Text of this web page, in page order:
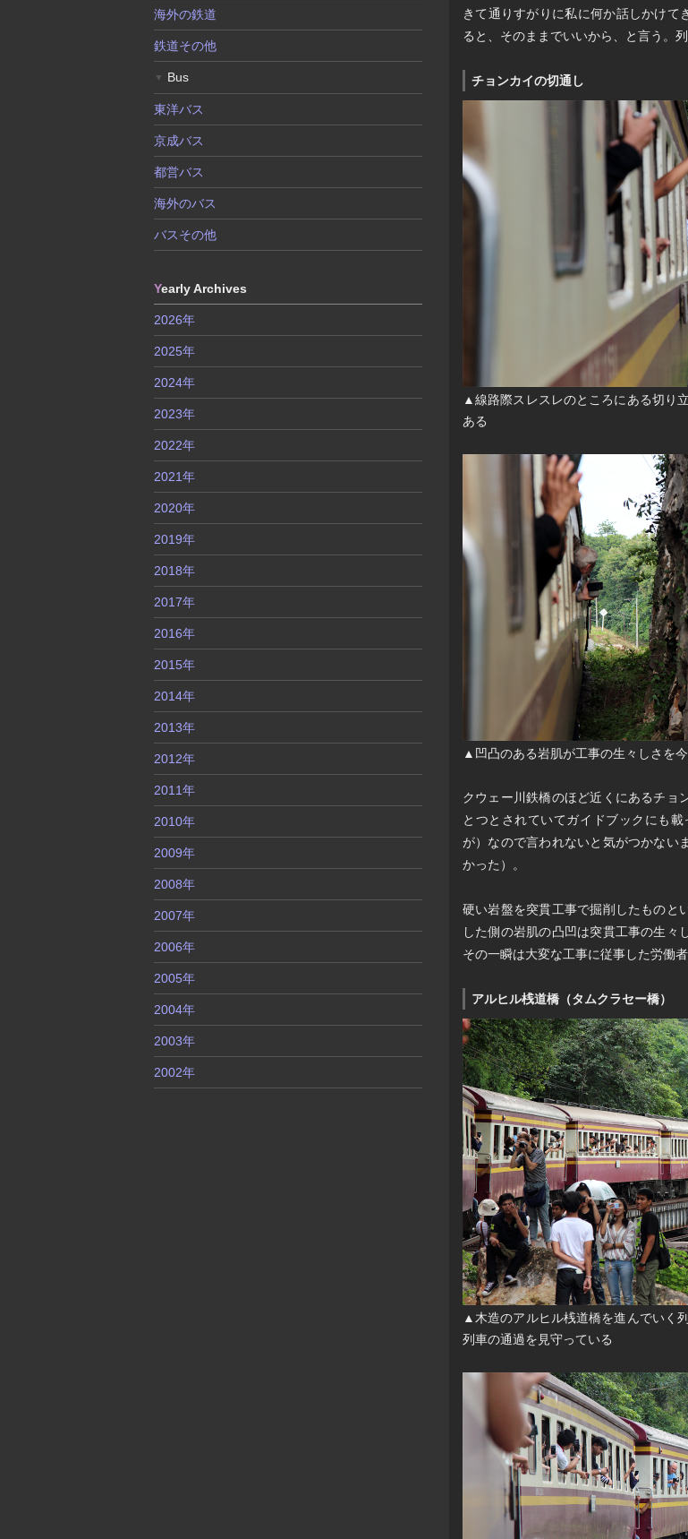
きて通りすがりに私に何か話しかけ
ると、そのままでいいから、と言う。
チョンカイの切通し
▲線路際スレスレのところにある切り
ある
▲凹凸のある岩肌が工事の生々しさを
クウェー川鉄橋のほど近くにあるチョ
とつとされていてガイドブックにも
が）なので言われないと気がつかない
かった）。
硬い岩盤を突貫工事で掘削したものと
した側の岩肌の凸凹は突貫工事の生々
その一瞬は大変な工事に従事した労働
アルヒル桟道橋（タムクラセー橋）
▲木造のアルヒル桟道橋を進んでいく
列車の通過を見守っている
海外の鉄道
鉄道その他
▼ Bus
東洋バス
京成バス
都営バス
海外のバス
バスその他
Yearly Archives
2026年
2025年
2024年
2023年
2022年
2021年
2020年
2019年
2018年
2017年
2016年
2015年
2014年
2013年
2012年
2011年
2010年
2009年
2008年
2007年
2006年
2005年
2004年
2003年
2002年